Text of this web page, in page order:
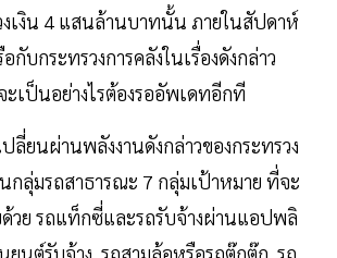
งเงิน 4 แสนล้านบาทนั้น ภายในสัปดาห์
บกระทรวงการคลังในเรื่องดังกล่าว
ะเป็นอย่างไรต้องรออัพเดทอีกที
ปลี่ยนผ่านพลังงานดังกล่าวของกระทรวง
กลุ่มรถสาธารณะ 7 กลุ่มเป้าหมาย ที่จะ
ด้วย รถแท็กซี่และรถรับจ้างผ่านแอปพลิ